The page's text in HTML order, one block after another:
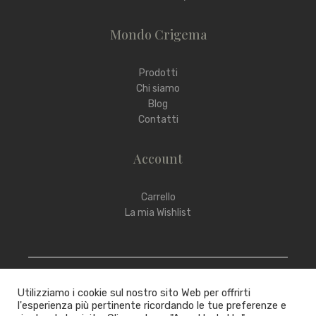
Mondo Crigema
Prodotti
Chi siamo
Blog
Contatti
Account
Carrello
La mia Wishlist
Utilizziamo i cookie sul nostro sito Web per offrirti
l'esperienza più pertinente ricordando le tue preferenze e